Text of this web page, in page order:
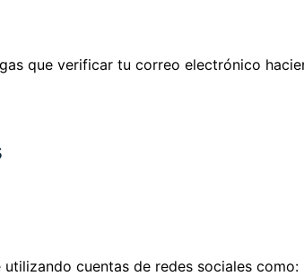
que verificar tu correo electrónico
cuentas de redes sociales como: